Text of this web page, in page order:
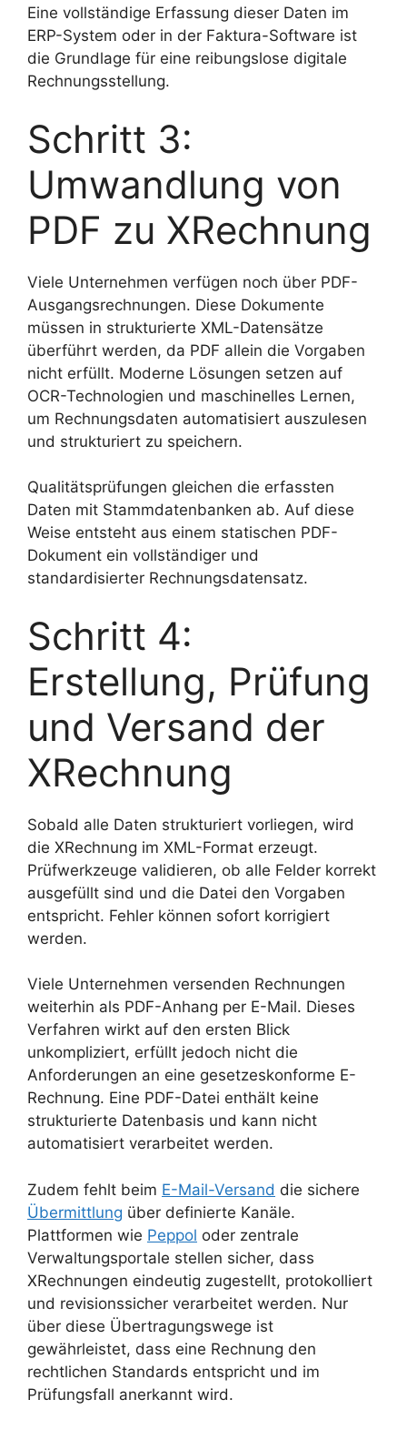
Eine vollständige Erfassung dieser Daten im
ERP-System oder in der Faktura-Software ist
die Grundlage für eine reibungslose digitale
Rechnungsstellung.
Schritt 3:
Umwandlung von
PDF zu XRechnung
Viele Unternehmen verfügen noch über PDF-
Ausgangsrechnungen. Diese Dokumente
müssen in strukturierte XML-Datensätze
überführt werden, da PDF allein die Vorgaben
nicht erfüllt. Moderne Lösungen setzen auf
OCR-Technologien und maschinelles Lernen,
um Rechnungsdaten automatisiert auszulesen
und strukturiert zu speichern.
Qualitätsprüfungen gleichen die erfassten
Daten mit Stammdatenbanken ab. Auf diese
Weise entsteht aus einem statischen PDF-
Dokument ein vollständiger und
standardisierter Rechnungsdatensatz.
Schritt 4:
Erstellung, Prüfung
und Versand der
XRechnung
Sobald alle Daten strukturiert vorliegen, wird
die XRechnung im XML-Format erzeugt.
Prüfwerkzeuge validieren, ob alle Felder korrekt
ausgefüllt sind und die Datei den Vorgaben
entspricht. Fehler können sofort korrigiert
werden.
Viele Unternehmen versenden Rechnungen
weiterhin als PDF-Anhang per E-Mail. Dieses
Verfahren wirkt auf den ersten Blick
unkompliziert, erfüllt jedoch nicht die
Anforderungen an eine gesetzeskonforme E-
Rechnung. Eine PDF-Datei enthält keine
strukturierte Datenbasis und kann nicht
automatisiert verarbeitet werden.
Zudem fehlt beim E-Mail-Versand die sichere
Übermittlung über definierte Kanäle.
Plattformen wie Peppol oder zentrale
Verwaltungsportale stellen sicher, dass
XRechnungen eindeutig zugestellt, protokolliert
und revisionssicher verarbeitet werden. Nur
über diese Übertragungswege ist
gewährleistet, dass eine Rechnung den
rechtlichen Standards entspricht und im
Prüfungsfall anerkannt wird.